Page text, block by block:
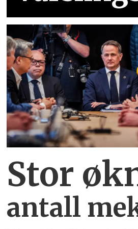
Stor
antall